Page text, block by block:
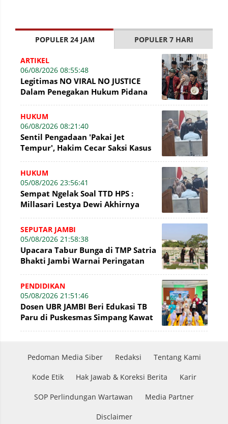
POPULER 24 JAM POPULER 7 HARI
ARTIKEL
06/08/2026 08:55:48
Legitimas NO VIRAL NO JUSTICE
Dalam Penegakan Hukum Pidana
HUKUM
06/08/2026 08:21:40
Sentil Pengadaan 'Pakai Jet
Tempur', Hakim Cecar Saksi Kasus
HUKUM
05/08/2026 23:56:41
Sempat Ngelak Soal TTD HPS :
Millasari Lestya Dewi Akhirnya
SEPUTAR JAMBI
05/08/2026 21:58:38
Upacara Tabur Bunga di TMP Satria
Bhakti Jambi Warnai Peringatan
PENDIDIKAN
05/08/2026 21:51:46
Dosen UBR JAMBI Beri Edukasi TB
Paru di Puskesmas Simpang Kawat
Pedoman Media Siber Redaksi Tentang Kami
Kode Etik Hak Jawab & Koreksi Berita Karir
SOP Perlindungan Wartawan Media Partner
Disclaimer